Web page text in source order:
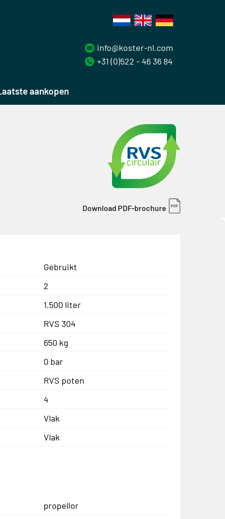
aankopen
info@koster-nl.com
+31 (0)522 - 46 36 84
Download PDF-brochure
Gebruikt
2
1.500 liter
RVS 304
650 kg
0 bar
RVS poten
4
Vlak
Vlak
propellor